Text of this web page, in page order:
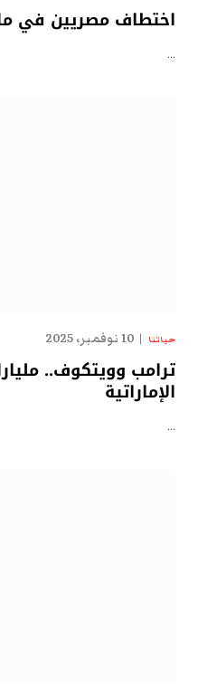
اختطاف مصريين في
…
حياتنا 10 نوفمبر، 2025
ترامب وويتكوف..
الإماراتية
…